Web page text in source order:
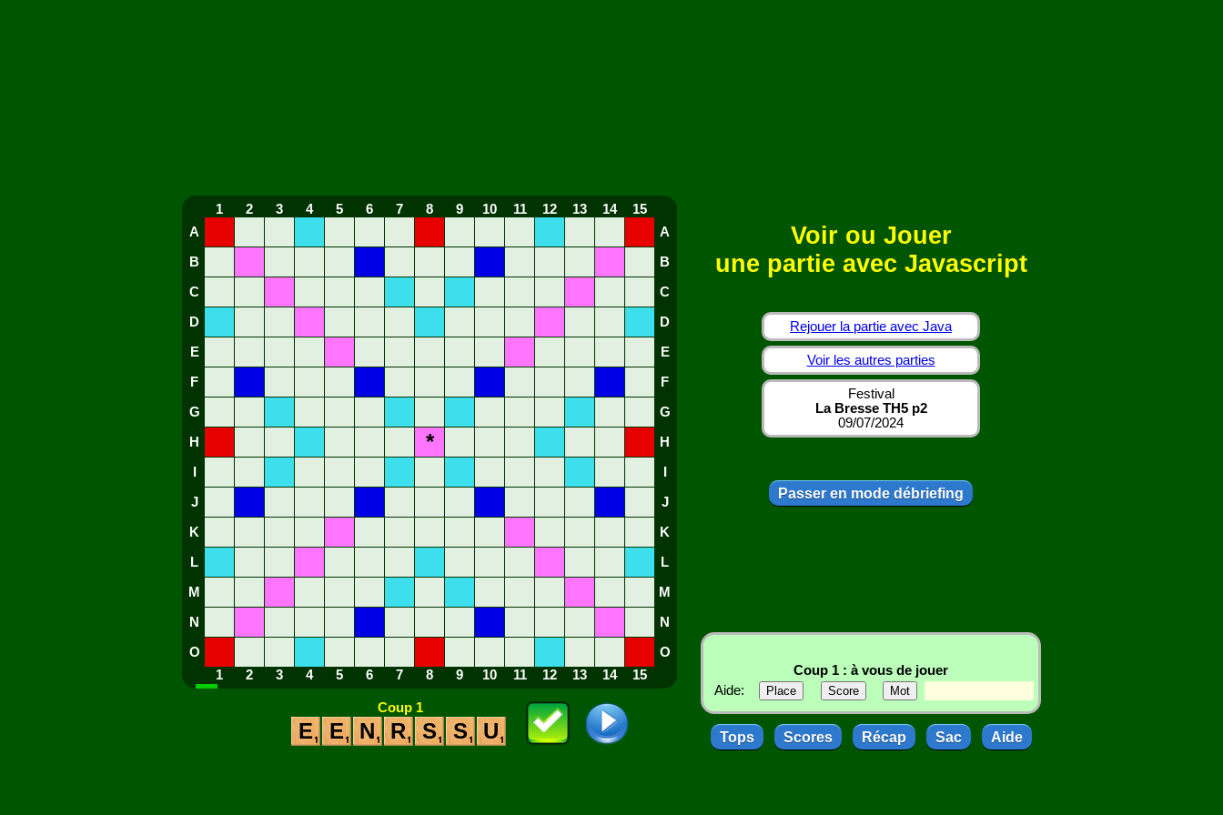
1 2 3 4 5 6 7 8 9 10 11 12 13 14
15
A
A
B B
C C
D D
E E
F F
G G
H * H
J J
K K
L L
M M
N N
O
O
1
2 3 4 5 6 7 8 9 10 11 12 13 14 15
Coup 1
E E N R S S U
Voir ou Jouer
une partie avec Javascript
Rejouer la partie avec Java
Voir les autres parties
Festival
La Bresse TH5 p2
09/07/2024
Passer en mode débriefing
Coup 1 : à vous de jouer
Aide:
Tops Scores Récap Sac Aide